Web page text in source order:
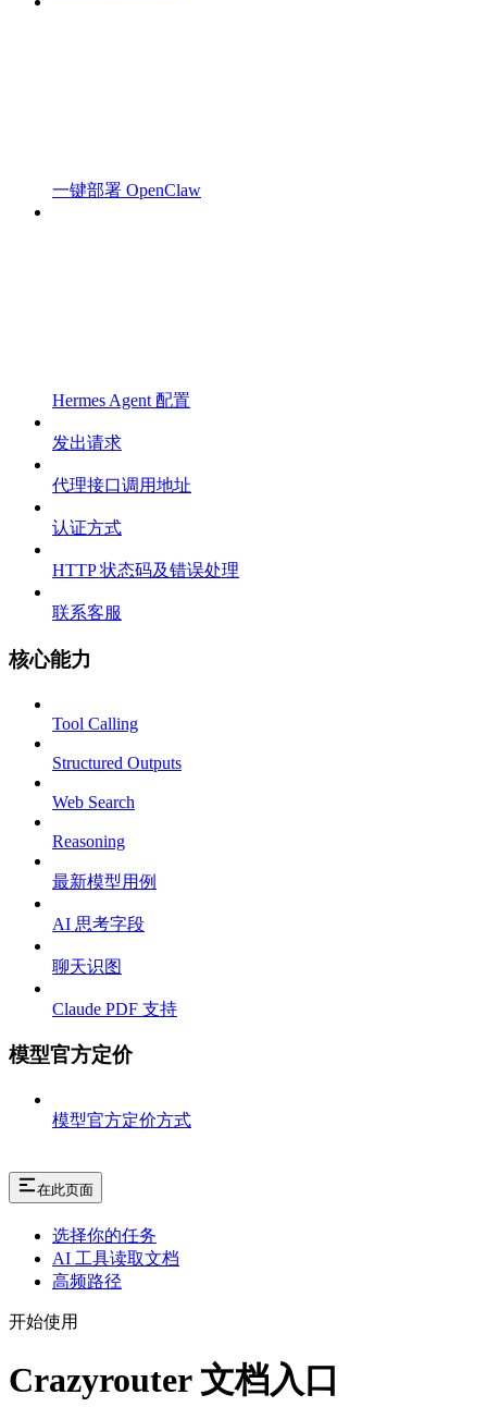
一键部署 OpenClaw
Hermes Agent 配置
发出请求
代理接口调用地址
认证方式
HTTP 状态码及错误处理
联系客服
核心能力
Tool Calling
Structured Outputs
Web Search
Reasoning
最新模型用例
AI 思考字段
聊天识图
Claude PDF 支持
模型官方定价
模型官方定价方式
在此页面
选择你的任务
AI 工具读取文档
高频路径
开始使用
Crazyrouter 文档入口